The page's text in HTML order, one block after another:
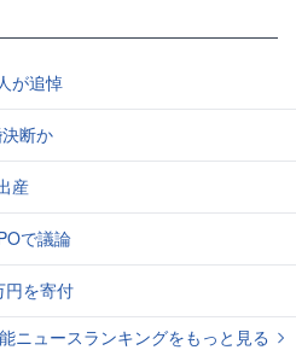
が追悼
断か
産
で議論
円を寄付
ニュースランキングをもっと見る